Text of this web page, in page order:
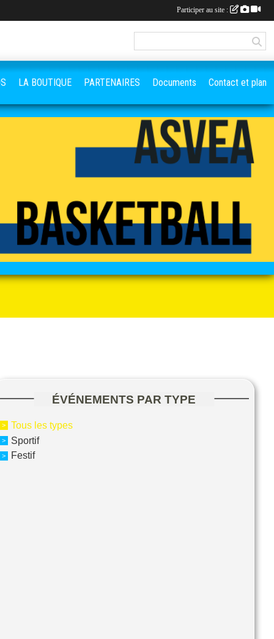
ÉVÉNEMENTS PAR TYPE
Tous les types
Sportif
Festif
LA BOUTIQUE PARTENAIRES Documents Contact et plan
Participer au site :